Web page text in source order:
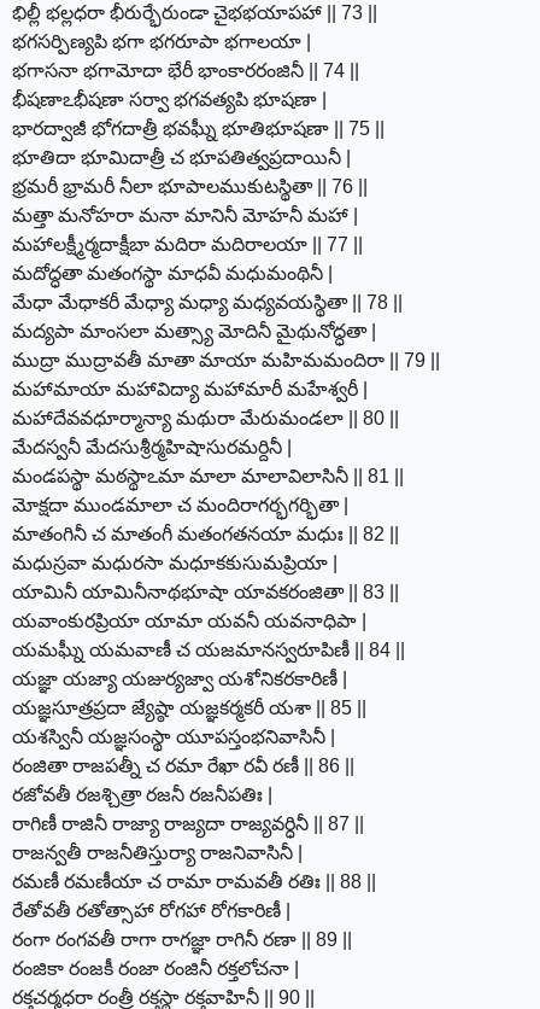
భిల్లీ భల్లధరా భీరుర్భేరుండా చైభభయాపహా || 73 ||
భగసర్పిణ్యపి భగా భగరూపా భగాలయా |
భగాసనా భగామోదా భేరీ భాంకారరంజినీ || 74 ||
భీషణాఽభీషణా సర్వా భగవత్యపి భూషణా |
భారద్వాజీ భోగదాత్రీ భవఘ్నీ భూతిభూషణా || 75 ||
భూతిదా భూమిదాత్రీ చ భూపతిత్వప్రదాయినీ |
భ్రమరీ భ్రామరీ నీలా భూపాలముకుటస్థితా || 76 ||
మత్తా మనోహరా మనా మానినీ మోహనీ మహా |
మహాలక్ష్మీర్మదాక్షీబా మదిరా మదిరాలయా || 77 ||
మదోద్ధతా మతంగస్థా మాధవీ మధుమంథినీ |
మేధా మేధాకరీ మేధ్యా మధ్యా మధ్యవయస్థితా || 78 ||
మద్యపా మాంసలా మత్స్యా మోదినీ మైథునోద్ధతా |
ముద్రా ముద్రావతీ మాతా మాయా మహిమమందిరా || 79 ||
మహామాయా మహావిద్యా మహామారీ మహేశ్వరీ |
మహాదేవవధూర్మాన్యా మథురా మేరుమండలా || 80 ||
మేదస్వనీ మేదసుశ్రీర్మహిషాసురమర్దినీ |
మండపస్థా మఠస్థాఽమా మాలా మాలావిలాసినీ || 81 ||
మోక్షదా ముండమాలా చ మందిరాగర్భగర్భితా |
మాతంగినీ చ మాతంగీ మతంగతనయా మధుః || 82 ||
మధుస్రవా మధురసా మధూకకుసుమప్రియా |
యామినీ యామినీనాథభూషా యావకరంజితా || 83 ||
యవాంకురప్రియా యామా యవనీ యవనాధిపా |
యమఘ్నీ యమవాణీ చ యజమానస్వరూపిణీ || 84 ||
యజ్ఞా యజ్యా యజుర్యజ్వా యశోనికరకారిణీ |
యజ్ఞసూత్రప్రదా జ్యేష్ఠా యజ్ఞకర్మకరీ యశా || 85 ||
యశస్వినీ యజ్ఞసంస్థా యూపస్తంభనివాసినీ |
రంజితా రాజపత్నీ చ రమా రేఖా రవీ రణీ || 86 ||
రజోవతీ రజశ్చిత్రా రజనీ రజనీపతిః |
రాగిణీ రాజినీ రాజ్యా రాజ్యదా రాజ్యవర్ధినీ || 87 ||
రాజన్వతీ రాజనీతిస్తుర్యా రాజనివాసినీ |
రమణీ రమణీయా చ రామా రామవతీ రతిః || 88 ||
రేతోవతీ రతోత్సాహా రోగహా రోగకారిణీ |
రంగా రంగవతీ రాగా రాగజ్ఞా రాగినీ రణా || 89 ||
రంజికా రంజకీ రంజా రంజినీ రక్తలోచనా |
రక్తచర్మధరా రంత్రీ రక్తస్థా రక్తవాహినీ || 90 ||